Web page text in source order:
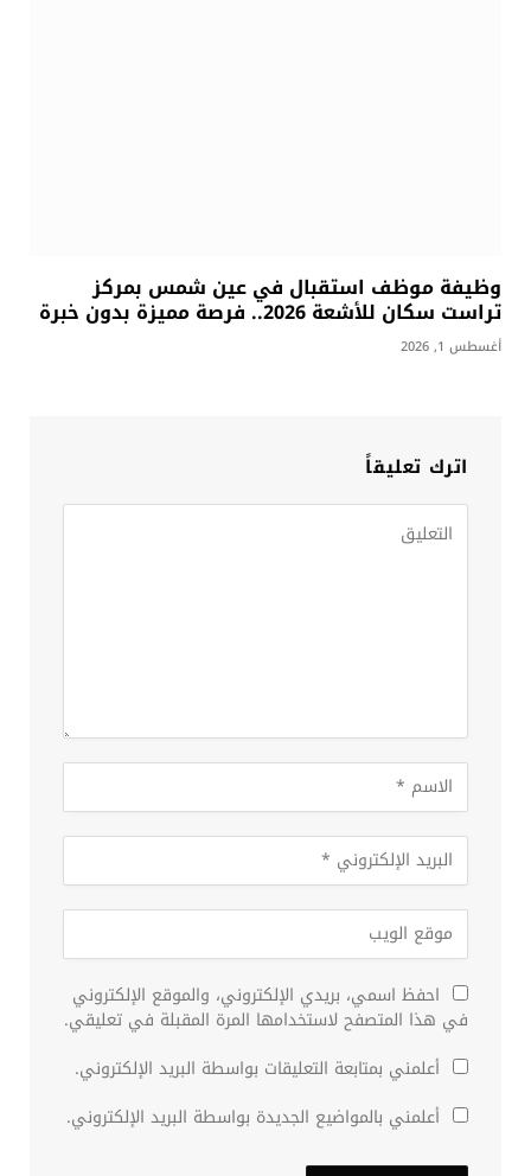
وظيفة موظف استقبال في عين شمس بمركز
تراست سكان للأشعة 2026.. فرصة مميزة بدون خبرة
أغسطس 1, 2026
اترك تعليقاً
احفظ اسمي، بريدي الإلكتروني، والموقع الإلكتروني
في هذا المتصفح لاستخدامها المرة المقبلة في تعليقي.
أعلمني بمتابعة التعليقات بواسطة البريد الإلكتروني.
أعلمني بالمواضيع الجديدة بواسطة البريد الإلكتروني.